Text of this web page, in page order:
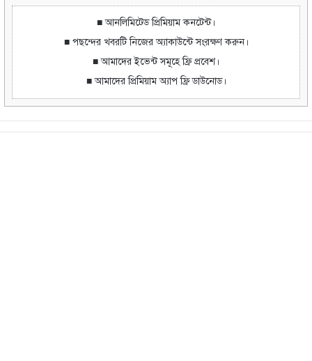
■ আনলিমিটেড প্রিমিয়াম কনটেন্ট।
■ পছন্দের খবরটি নিজের অ্যাকাউন্টে সংরক্ষণ করুন।
■ আমাদের ইভেন্ট সমূহে ফ্রি প্রবেশ।
■ আমাদের প্রিমিয়াম অ্যাপ ফ্রি ডাউনোড।